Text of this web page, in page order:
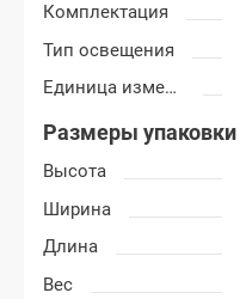
Комплектация
Тип освещения
Единица измерения
Размеры упаковки
Высота
Ширина
Длина
Вес